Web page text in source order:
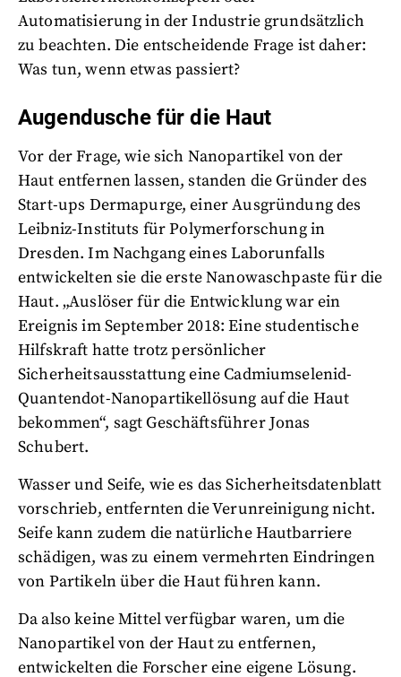
Automatisierung in der Industrie grundsätzlich
zu beachten. Die entscheidende Frage ist daher:
Was tun, wenn etwas passiert?
Augendusche für die Haut
Vor der Frage, wie sich Nanopartikel von der
Haut entfernen lassen, standen die Gründer des
Start-ups Dermapurge, einer Ausgründung des
Leibniz-Instituts für Polymerforschung in
Dresden. Im Nachgang eines Laborunfalls
entwickelten sie die erste Nanowaschpaste für die
Haut. „Auslöser für die Entwicklung war ein
Ereignis im September 2018: Eine studentische
Hilfskraft hatte trotz persönlicher
Sicherheitsausstattung eine Cadmiumselenid-
Quantendot-Nanopartikellösung auf die Haut
bekommen“, sagt Geschäftsführer Jonas
Schubert.
Wasser und Seife, wie es das Sicherheitsdatenblatt
vorschrieb, entfernten die Verunreinigung nicht.
Seife kann zudem die natürliche Hautbarriere
schädigen, was zu einem vermehrten Eindringen
von Partikeln über die Haut führen kann.
Da also keine Mittel verfügbar waren, um die
Nanopartikel von der Haut zu entfernen,
entwickelten die Forscher eine eigene Lösung.